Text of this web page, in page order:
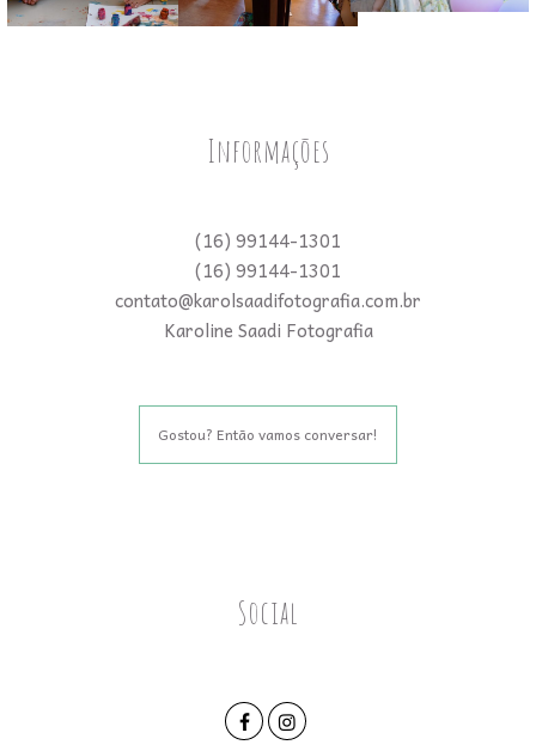
Informações
(16) 99144-1301
(16) 99144-1301
contato@karolsaadifotografia.com.br
Karoline Saadi Fotografia
Gostou? Então vamos conversar!
Social